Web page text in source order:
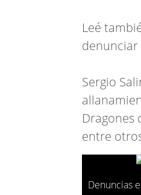
Leé
Sergio
Dragones
entre
Denuncias